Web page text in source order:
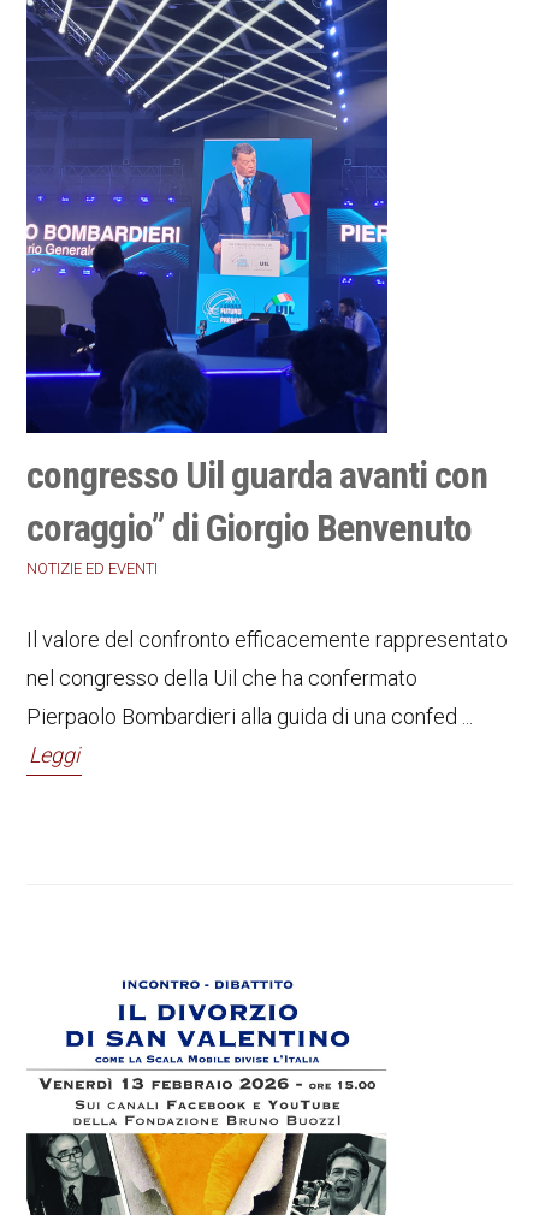
congresso Uil guarda avanti con
coraggio” di Giorgio Benvenuto
NOTIZIE ED EVENTI
Il valore del confronto efficacemente rappresentato
nel congresso della Uil che ha confermato
Pierpaolo Bombardieri alla guida di una confed ...
Leggi